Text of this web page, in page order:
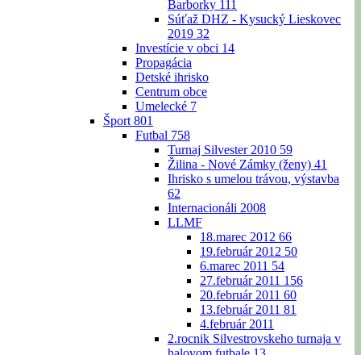
Barborky 111
Súťaž DHZ - Kysucký Lieskovec
2019 32
Investície v obci 14
Propagácia
Detské ihrisko
Centrum obce
Umelecké 7
Šport 801
Futbal 758
Turnaj Silvester 2010 59
Žilina - Nové Zámky (ženy) 41
Ihrisko s umelou trávou, výstavba
62
Internacionáli 2008
LLMF
18.marec 2012 66
19.február 2012 50
6.marec 2011 54
27.február 2011 156
20.február 2011 60
13.február 2011 81
4.február 2011
2.rocnik Silvestrovskeho turnaja v